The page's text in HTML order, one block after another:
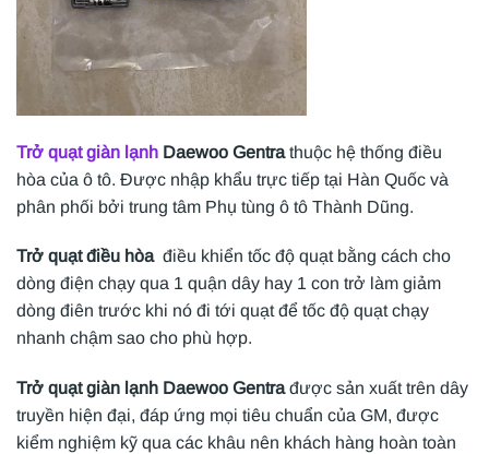
Trở quạt giàn lạnh Daewoo Gentrathuộc hệ thống điều
hòa của ô tô. Được nhập khẩu trực tiếp tại Hàn Quốc và
phân phối bởi trung tâm Phụ tùng ô tô Thành Dũng.
Trở quạt điều hòa điều khiển tốc độ quạt bằng cách cho
dòng điện chạy qua 1 quận dây hay 1 con trở làm giảm
dòng điên trước khi nó đi tới quạt để tốc độ quạt chạy
nhanh chậm sao cho phù hợp.
Trở quạt giàn lạnh Daewoo Gentrađược sản xuất trên dây
truyền hiện đại, đáp ứng mọi tiêu chuẩn của GM, được
kiểm nghiệm kỹ qua các khâu nên khách hàng hoàn toàn